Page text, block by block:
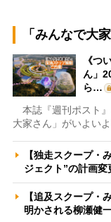
「みんなで大
《つ
ん」
ら…
本誌『週刊ポスト
大家さん」がいよい
【独走スクープ・
ジェクト”の計画
【追及スクープ・
明かされる柳瀬健